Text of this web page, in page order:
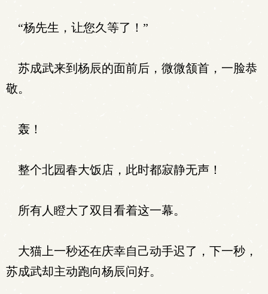
“杨先生，让您久等了！”
苏成武来到杨辰的面前后，微微颔首，一脸恭
敬。
轰！
整个北园春大饭店，此时都寂静无声！
所有人瞪大了双目看着这一幕。
大猫上一秒还在庆幸自己动手迟了，下一秒，
苏成武却主动跑向杨辰问好。